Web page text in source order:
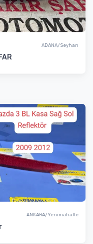
ADANA/Seyhan
ANKARA/Yenimahalle